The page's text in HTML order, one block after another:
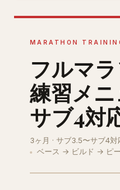
MARATHON
フルマ
練習メニ
サブ4対
3ヶ月 · サブ3.5〜サブ4対
ベース → ビルド → ピ